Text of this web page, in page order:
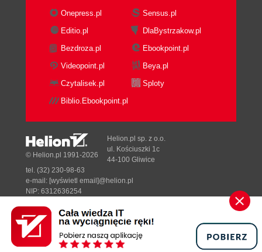
8.1. LanguageTool (229)
8.2. Translatica (233)
Zakończenie (235)
Skorowidz (237)
Onepress.pl
Sensus.pl
Editio.pl
DlaBystrzakow.pl
Bezdroza.pl
Ebookpoint.pl
Videopoint.pl
Beya.pl
Czytalisek.pl
Sploty
Biblio.Ebookpoint.pl
Designed with ♥ byTonik.pl
© Helion.pl 1991-2026
Helion.pl sp. z o.o.
ul. Kościuszki 1c
44-100 Gliwice
tel. (32) 230-98-63
e-mail: [wyświetl email]@helion.pl
NIP: 6312636254